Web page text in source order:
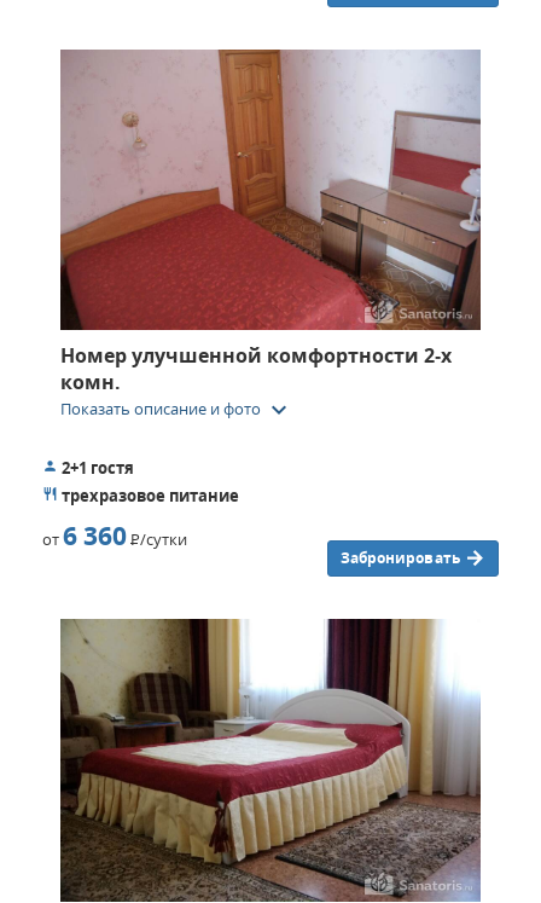
Номер улучшенной комфортности 2‑х
комн.
Показать описание и фото keyboard_arrow_down
2+1 гостя
трехразовое питание
от6 360Р/сутки
Забронировать